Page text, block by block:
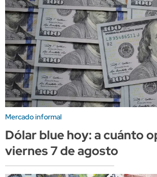
Mercado informal
Dólar blue hoy: a cuánto
viernes 7 de agosto